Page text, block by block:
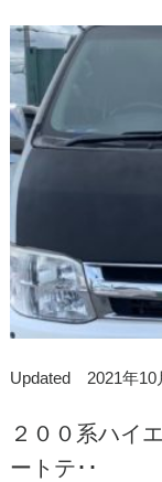
Updated 2021年10
２００系ハイ
ートテ･･